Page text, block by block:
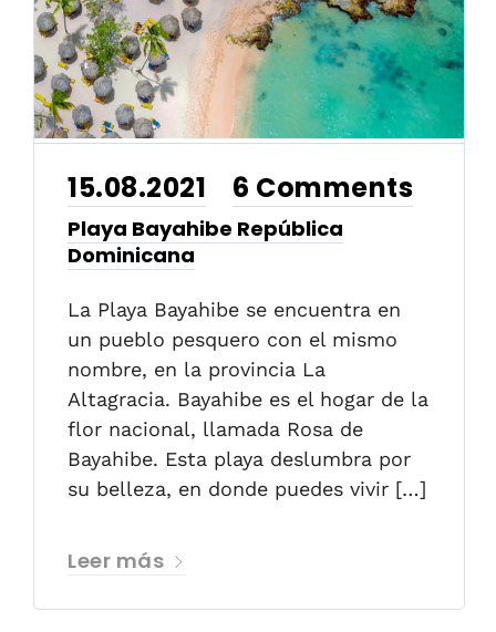
15.08.2021 6 Comments
Playa Bayahibe República
Dominicana
La Playa Bayahibe se encuentra en
un pueblo pesquero con el mismo
nombre, en la provincia La
Altagracia. Bayahibe es el hogar de la
flor nacional, llamada Rosa de
Bayahibe. Esta playa deslumbra por
su belleza, en donde puedes vivir […]
Leer más